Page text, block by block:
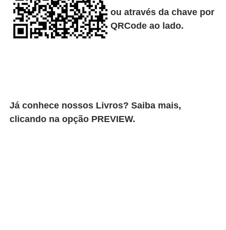
ou através da chave por
QRCode ao lado.
Já conhece nossos Livros? Saiba mais,
clicando na opção PREVIEW.